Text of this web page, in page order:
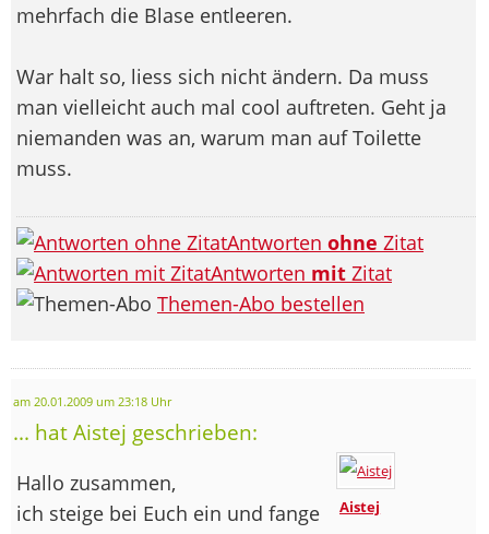
mehrfach die Blase entleeren.
War halt so, liess sich nicht ändern. Da muss
man vielleicht auch mal cool auftreten. Geht ja
niemanden was an, warum man auf Toilette
muss.
Antworten ohne Zitat
Antworten mit Zitat
Themen-Abo bestellen
am 20.01.2009 um 23:18 Uhr
... hat Aistej geschrieben:
Aistej
Hallo zusammen,
ich steige bei Euch ein und fange